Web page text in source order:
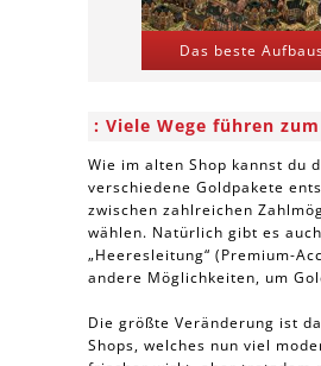
Das beste
Viele Wege führen
Wie im alten Shop kannst du
verschiedene Goldpakete
zwischen zahlreichen
wählen. Natürlich gibt es
„Heeresleitung“ (Premium-
andere Möglichkeiten, um
Die größte Veränderung ist
Shops, welches nun viel